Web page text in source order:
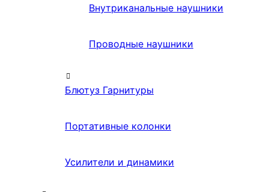
Внутриканальные наушники
Проводные наушники
Блютуз Гарнитуры
Портативные колонки
Усилители и динамики